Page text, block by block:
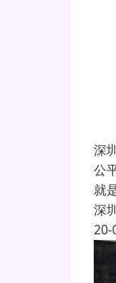
深
公
就
深
20-